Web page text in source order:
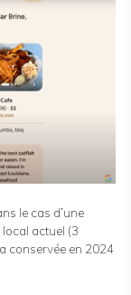
le cas d’une
local actuel (3
conservée en 2024